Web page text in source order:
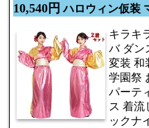
10,540円 ハロウィン仮装
キラキ
バ ダン
変装 和
学園祭
パーテ
ス 着流
ックナ